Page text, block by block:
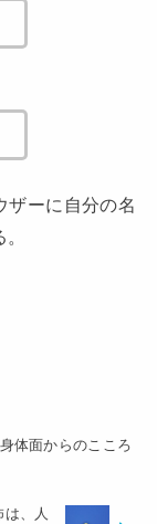
ザーに自分の名
体面からのこころ
、人